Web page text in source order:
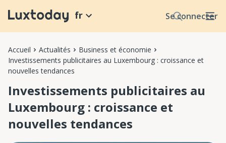
Se connecter
fr
Accueil Actualités
Business et économie
Investissements publicitaires au Luxembourg : croissance et
nouvelles tendances
Investissements publicitaires au
Luxembourg : croissance et
nouvelles tendances